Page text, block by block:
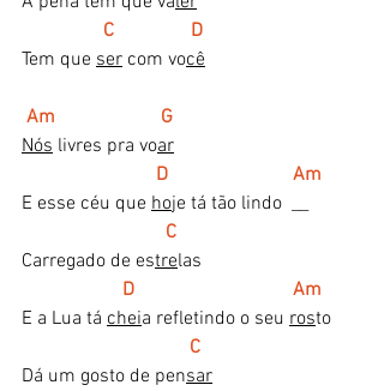
C                D
Tem que ser com você
Am                      G
Nós livres pra voar
     D                          Am
E esse céu que hoje tá tão lindo  __
C
Carregado de estrelas
     D                                 Am
E a Lua tá cheia refletindo o seu rosto
    C
Dá um gosto de pensar